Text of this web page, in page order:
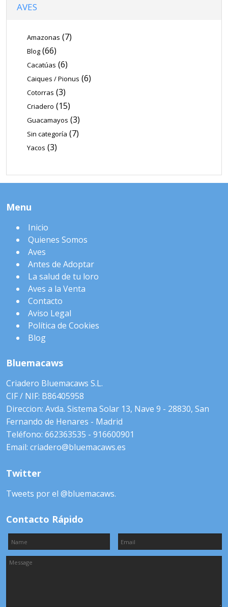
AVES
Amazonas (7)
Blog (66)
Cacatúas (6)
Caiques / Pionus (6)
Cotorras (3)
Criadero (15)
Guacamayos (3)
Sin categoría (7)
Yacos (3)
Menu
Inicio
Quienes Somos
Aves
Antes de Adoptar
La salud de tu loro
Aves a la Venta
Contacto
Aviso Legal
Política de Cookies
Blog
Bluemacaws
Criadero Bluemacaws S.L.
CIF / NIF: B86405958
Direccion: Avda. Sistema Solar 13, Nave 9 - 28830, San
Fernando de Henares - Madrid
Teléfono: 662363535 - 916600901
Email: criadero@bluemacaws.es
Twitter
Tweets por el @bluemacaws.
Contacto Rápido